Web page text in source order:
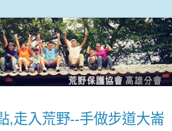
,走入荒野--手做步道大崙